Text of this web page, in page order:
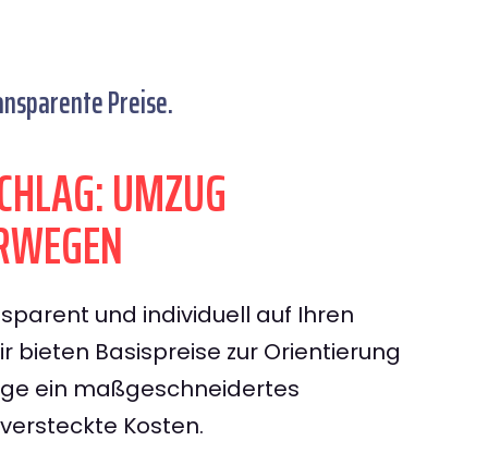
Preise.
UMZUG
und individuell auf Ihren
bieten Basispreise zur Orientierung
ein maßgeschneidertes
Kosten.